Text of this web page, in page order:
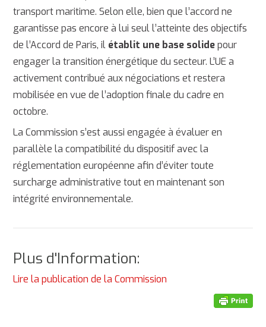
transport maritime. Selon elle, bien que l’accord ne
garantisse pas encore à lui seul l’atteinte des objectifs
de l’Accord de Paris, il établit une base solidepour
engager la transition énergétique du secteur. L’UE a
activement contribué aux négociations et restera
mobilisée en vue de l’adoption finale du cadre en
octobre.
La Commission s’est aussi engagée à évaluer en
parallèle la compatibilité du dispositif avec la
réglementation européenne afin d’éviter toute
surcharge administrative tout en maintenant son
intégrité environnementale.
Plus d'Information:
Lire la publication de la Commission